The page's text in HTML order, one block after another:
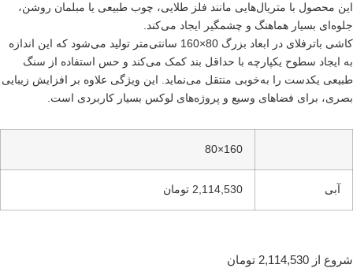
این محصول با متریال‌هایی مانند فلز طلایی، چوب طبیعی یا مبلمان روشن،
جلوه‌ای بسیار هماهنگ و چشمگیر ایجاد می‌کند.
کاشی باترفلای در ابعاد بزرگ 80×160 سانتی‌متر تولید می‌شود که این اندازه
به ایجاد سطوح یکپارچه با حداقل بند کمک می‌کند و حس استفاده از سنگ
طبیعی یکدست را به‌خوبی منتقل می‌نماید. این ویژگی علاوه بر افزایش زیبایی
بصری، برای فضاهای وسیع و پروژه‌های لوکس بسیار کاربردی است.
160×80
آبی 2,114,530 تومان
شروع از 2,114,530 تومان